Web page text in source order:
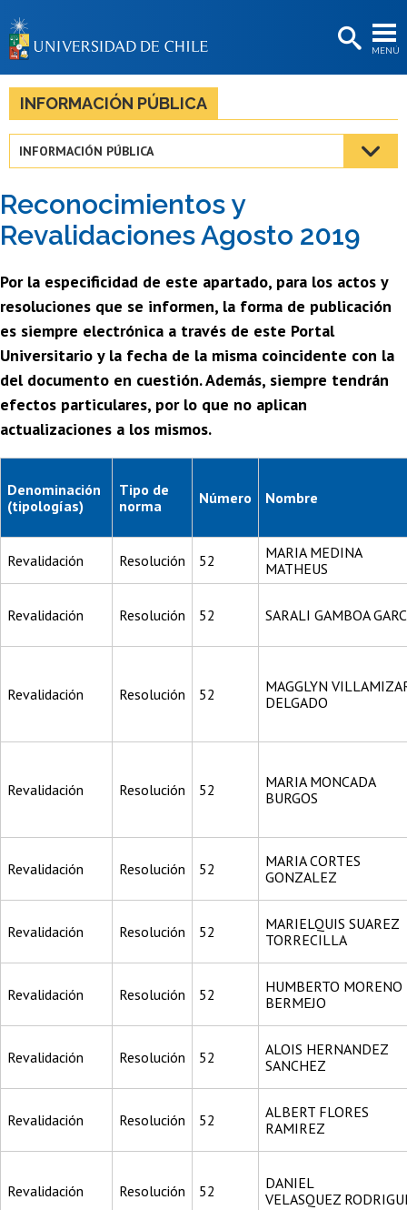
MENÚ
BIBLIOTECAS
LA UNIVERSIDAD
Estudiantes
Académicas/os
Funcionarias/os
Egresadas/os
INFORMACIÓN PÚBLICA
INFORMACIÓN PÚBLICA
Reconocimientos y
Revalidaciones Agosto 2019
Por la especificidad de este apartado, para los actos y
resoluciones que se informen, la forma de publicación
es siempre electrónica a través de este Portal
Universitario y la fecha de la misma coincidente con la
del documento en cuestión. Además, siempre tendrán
efectos particulares, por lo que no aplican
actualizaciones a los mismos.
Denominación
(tipologías)
Tipo de
norma
Número Nombre
Revalidación Resolución 52
MARIA MEDINA
MATHEUS
Revalidación Resolución 52 SARALI GAMBOA
Revalidación Resolución 52
MAGGLYN
DELGADO
Revalidación Resolución 52
MARIA MONCADA
BURGOS
Revalidación Resolución 52
MARIA CORTES
GONZALEZ
Revalidación Resolución 52
MARIELQUIS SUAREZ
TORRECILLA
Revalidación Resolución 52
HUMBERTO MORENO
BERMEJO
Revalidación Resolución 52
ALOIS HERNANDEZ
SANCHEZ
Revalidación Resolución 52
ALBERT FLORES
RAMIREZ
Revalidación Resolución 52
DANIEL
VELASQUEZ